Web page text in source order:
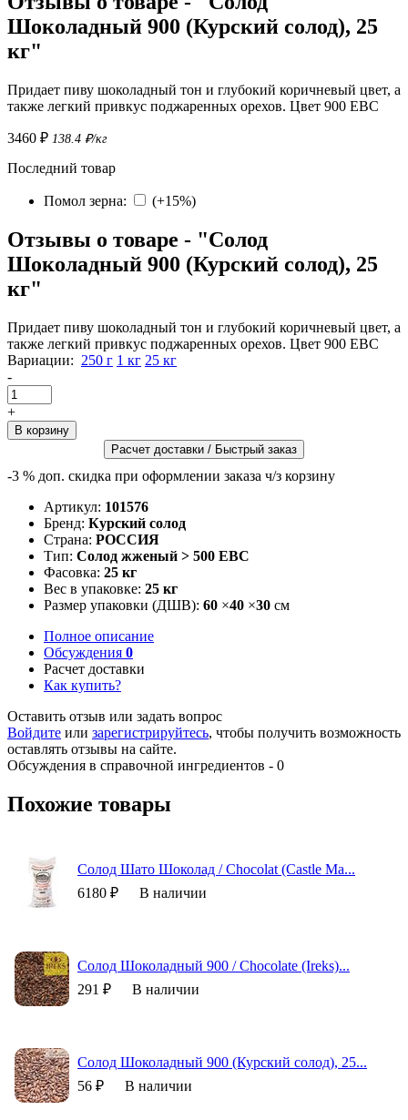
Шоколадный 900 (Курский солод), 25
кг"
Придает пиву шоколадный тон и глубокий коричневый цвет, а
также легкий привкус поджаренных орехов. Цвет 900 EBC
3460 ₽ 138.4 ₽/кг
Последний товар
Помол зерна: (+15%)
Отзывы о товаре - "Солод
Шоколадный 900 (Курский солод), 25
кг"
Придает пиву шоколадный тон и глубокий коричневый цвет, а
также легкий привкус поджаренных орехов. Цвет 900 EBC
Вариации: 250 г 1 кг 25 кг
-
+
Расчет доставки / Быстрый заказ
-3 % доп. скидка при оформлении заказа ч/з корзину
Артикул: 101576
Бренд: Курский солод
Страна: РОССИЯ
Тип: Солод жженый > 500 EBC
Фасовка: 25 кг
Вес в упаковке: 25 кг
Размер упаковки (ДШВ): 60 ×40 ×30 см
Полное описание
Обсуждения 0
Расчет доставки
Как купить?
Оставить отзыв или задать вопрос
Войдите или зарегистрируйтесь, чтобы получить возможность
оставлять отзывы на сайте.
Обсуждения в справочной ингредиентов - 0
Похожие товары
Солод Шато Шоколад / Chocolat (Castle Ma...
6180 ₽
В наличии
Солод Шоколадный 900 / Chocolate (Ireks)...
291 ₽
В наличии
Солод Шоколадный 900 (Курский солод), 25...
56 ₽
В наличии